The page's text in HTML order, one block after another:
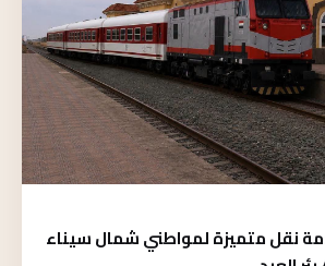
نقل متميزة لمواطني شمال سيناء